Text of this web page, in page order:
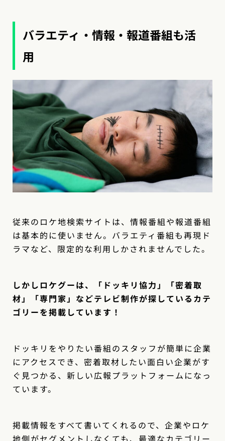
バラエティ・情報・報道番組も活
用
従来のロケ地検索サイトは、情報番組や報道番組
は基本的に使いません。バラエティ番組も再現ド
ラマなど、限定的な利用しかされませんでした。
しかしロケグーは、「ドッキリ協力」「密着取
材」「専門家」などテレビ制作が探しているカテ
ゴリーを掲載しています！
ドッキリをやりたい番組のスタッフが簡単に企業
にアクセスでき、密着取材したい面白い企業がす
ぐ見つかる、新しい広報プラットフォームになっ
ています。
掲載情報をすべて書いてくれるので、企業やロケ
地側がセグメントしなくても、最適なカテゴリー